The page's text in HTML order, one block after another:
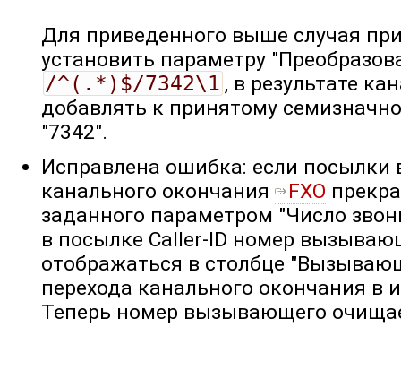
Для приведенного выше случая
установить параметру
/^(.*)$/7342\1 , в результате
добавлять к принятому
"7342".
Исправлена ошибка: если посылки
канального окончания
FXO
заданного параметром "Число
в посылке Caller-ID номер
отображаться в столбце
перехода канального окончания в
Теперь номер вызывающего